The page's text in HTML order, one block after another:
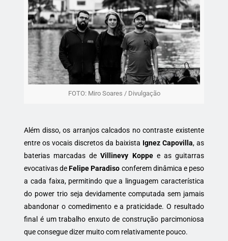
FOTO: Miro Soares / Divulgação
Além disso, os arranjos calcados no contraste existente
entre os vocais discretos da baixista Ignez Capovilla, as
baterias marcadas deVillinevy Koppee as guitarras
evocativas deFelipe Paradiso conferem dinâmica e peso
a cada faixa, permitindo que a linguagem característica
do power trio seja devidamente computada sem jamais
abandonar o comedimento e a praticidade. O resultado
final é um trabalho enxuto de construção parcimoniosa
que consegue dizer muito com relativamente pouco.